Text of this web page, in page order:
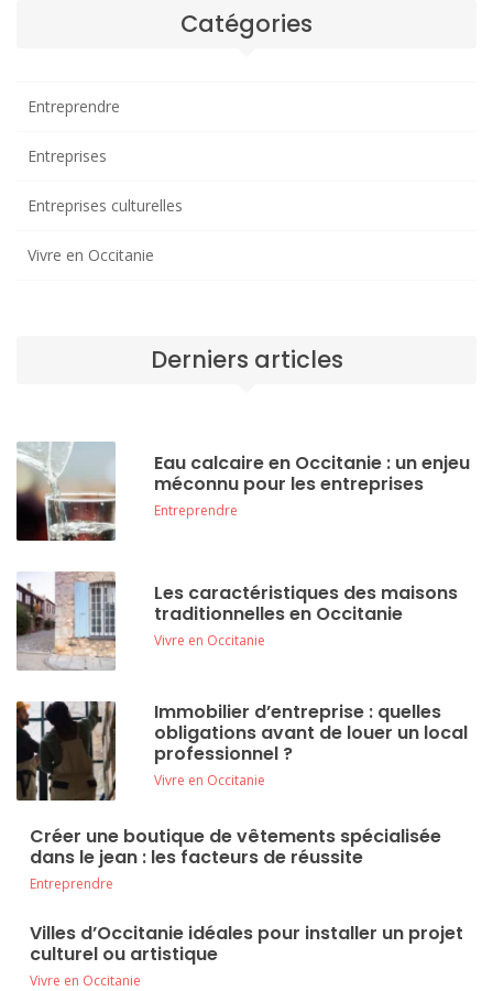
Catégories
Entreprendre
Entreprises
Entreprises culturelles
Vivre en Occitanie
Derniers articles
Eau calcaire en Occitanie : un enjeu
méconnu pour les entreprises
Entreprendre
Les caractéristiques des maisons
traditionnelles en Occitanie
Vivre en Occitanie
Immobilier d’entreprise : quelles
obligations avant de louer un local
professionnel ?
Vivre en Occitanie
Créer une boutique de vêtements spécialisée
dans le jean : les facteurs de réussite
Entreprendre
Villes d’Occitanie idéales pour installer un projet
culturel ou artistique
Vivre en Occitanie